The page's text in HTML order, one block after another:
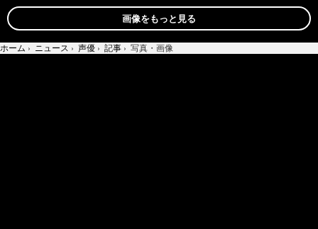
画像をもっと見る
ホーム › ニュース › 声優 › 記事 › 写真・画像